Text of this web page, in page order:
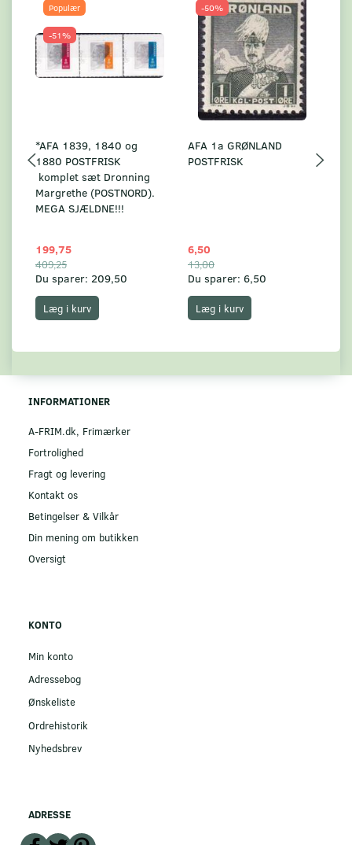
Populær
-51%
*AFA 1839, 1840 og
1880 POSTFRISK
komplet sæt Dronning
Margrethe (POSTNORD).
MEGA SJÆLDNE!!!
199,75
409,25
Du sparer: 209,50
Læg i kurv
-50%
AFA 1a GRØNLAND
POSTFRISK
6,50
13,00
Du sparer: 6,50
Læg i kurv
INFORMATIONER
A-FRIM.dk, Frimærker
Fortrolighed
Fragt og levering
Kontakt os
Betingelser & Vilkår
Din mening om butikken
Oversigt
KONTO
Min konto
Adressebog
Ønskeliste
Ordrehistorik
Nyhedsbrev
ADRESSE